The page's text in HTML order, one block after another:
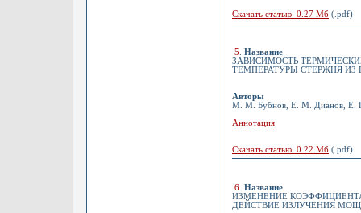
Скачать статью 0.27 Мб (.pdf)
5
Название
ЗАВИСИМОСТЬ
ТЕМПЕРАТУРЫ СТЕРЖНЯ ИЗ
Авторы
М. М. Бубнов, Е. М. Дианов, Е.
Аннотация
Скачать статью 0.22 Мб (.pdf)
6 Название
ИЗМЕНЕНИЕ
ДЕЙСТВИЕ ИЗЛУЧЕНИЯ